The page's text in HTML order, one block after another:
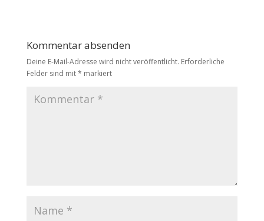
Kommentar absenden
Deine E-Mail-Adresse wird nicht veröffentlicht. Erforderliche
Felder sind mit* markiert